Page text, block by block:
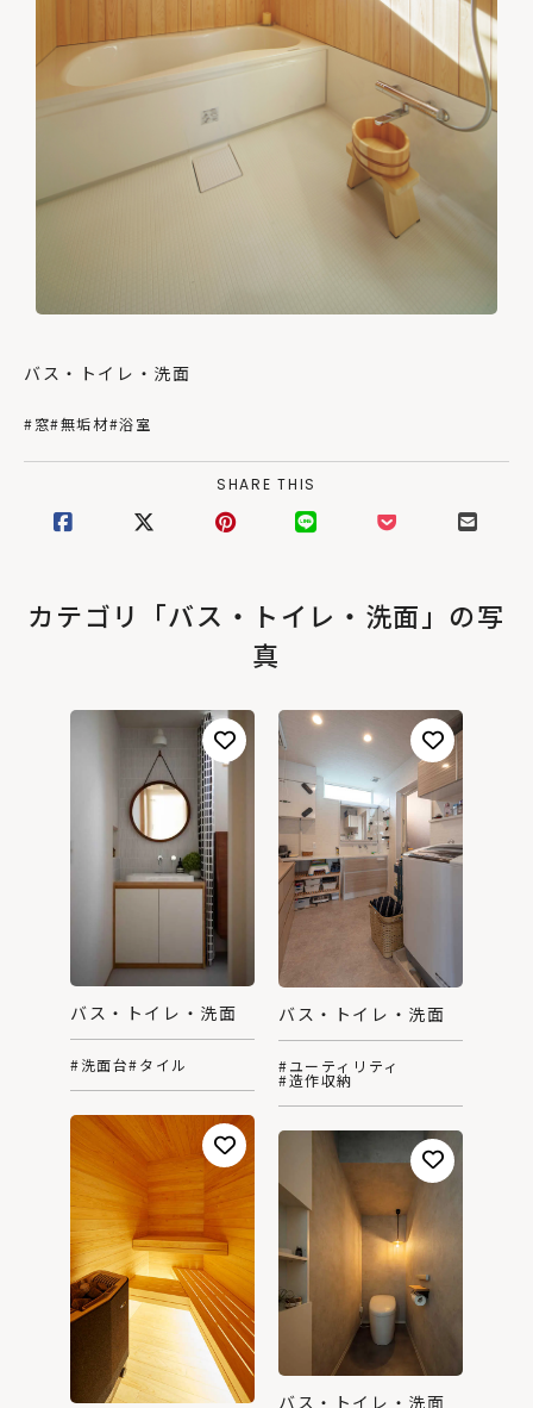
バス・トイレ・洗面
#窓#無垢材#浴室
SHARE THIS
カテゴリ「バス・トイレ・洗面」の写
真
バス・トイレ・洗面
#洗面台#タイル
バス・トイレ・洗面
#ユーティリティ
#造作収納
バス・トイレ・洗面